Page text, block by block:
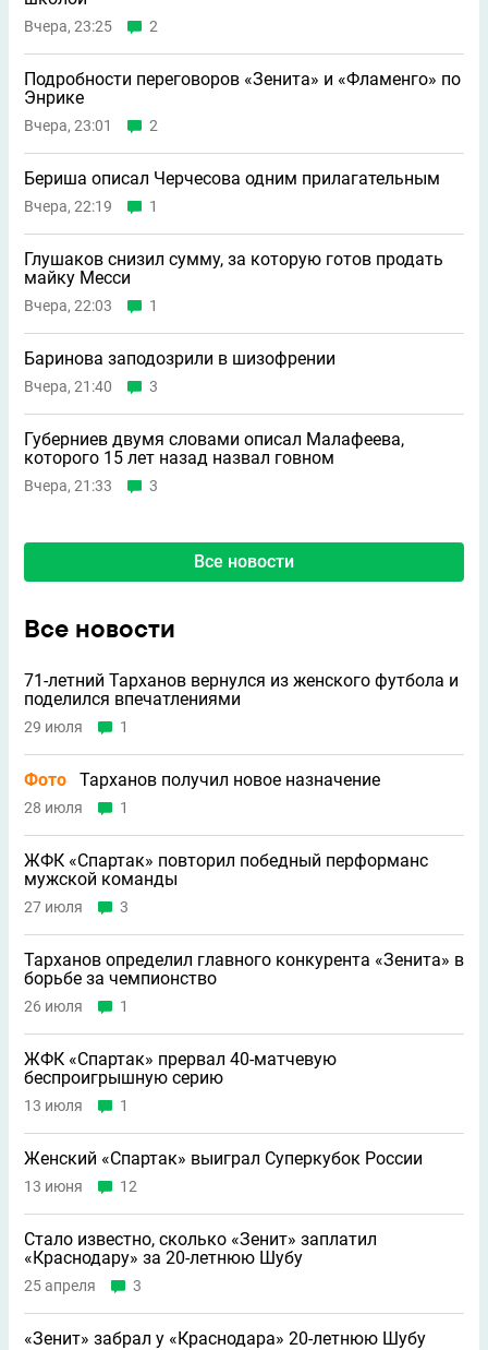
Вчера, 23:25 2
Подробности переговоров «Зенита» и «Фламенго» по
Энрике
Вчера, 23:01 2
Бериша описал Черчесова одним прилагательным
Вчера, 22:19 1
Глушаков снизил сумму, за которую готов продать
майку Месси
Вчера, 22:03 1
Баринова заподозрили в шизофрении
Вчера, 21:40 3
Губерниев двумя словами описал Малафеева,
которого 15 лет назад назвал говном
Вчера, 21:33 3
Все новости
Все новости
71-летний Тарханов вернулся из женского футбола и
поделился впечатлениями
29 июля 1
Фото Тарханов получил новое назначение
28 июля 1
ЖФК «Спартак» повторил победный перформанс
мужской команды
27 июля 3
Тарханов определил главного конкурента «Зенита» в
борьбе за чемпионство
26 июля 1
ЖФК «Спартак» прервал 40-матчевую
беспроигрышную серию
13 июля 1
Женский «Спартак» выиграл Суперкубок России
13 июня 12
Стало известно, сколько «Зенит» заплатил
«Краснодару» за 20-летнюю Шубу
25 апреля 3
«Зенит» забрал у «Краснодара» 20-летнюю Шубу